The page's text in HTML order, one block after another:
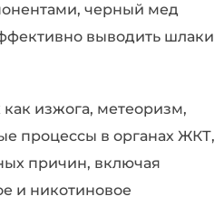
черный мед
выводить шлаки
как изжога, метеоризм,
процессы в органах ЖКТ,
причин, включая
и никотиновое